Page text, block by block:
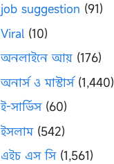
job suggestion (91)
Viral (10)
অনলাইনে আয় (176)
অনার্স ও মাস্টার্স(1,440)
ই-সার্ভিস(60)
ইসলাম(542)
এইচ এস সি(1,561)